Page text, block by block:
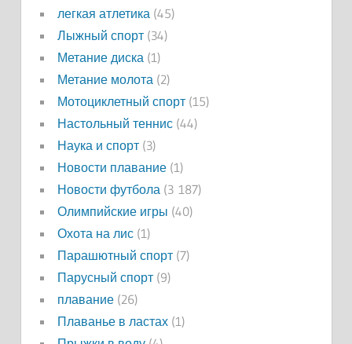
легкая атлетика (45)
Лыжный спорт(34)
Метание диска (1)
Метание молота (2)
Мотоциклетный спорт(15)
Настольный теннис(44)
Наука и спорт(3)
Новости плавание(1)
Новости футбола (3 187)
Олимпийские игры (40)
Охота на лис(1)
Парашютный спорт(7)
Парусный спорт(9)
плавание(26)
Плаванье в ластах(1)